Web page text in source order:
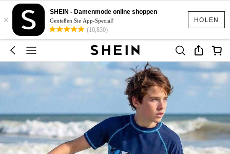
HOLEN
×
SHEIN - Damenmode online shoppen
Genießen Sie App-Special!
(10,830)